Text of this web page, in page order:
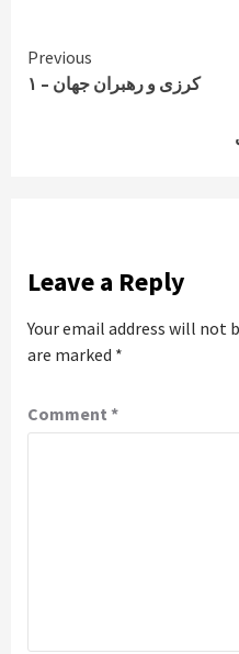
Continue
Reading
Previous
کرزی و رهبران جهان – ۱
Leave a Reply
Your email address will not
are marked *
Comment *